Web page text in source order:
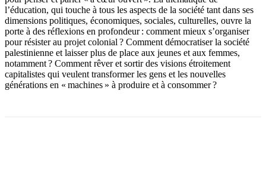
l’éducation, qui touche à tous les aspects de la société tant dans ses
dimensions politiques, économiques, sociales, culturelles, ouvre la
porte à des réflexions en profondeur : comment mieux s’organiser
pour résister au projet colonial ? Comment démocratiser la société
palestinienne et laisser plus de place aux jeunes et aux femmes,
notamment ? Comment rêver et sortir des visions étroitement
capitalistes qui veulent transformer les gens et les nouvelles
générations en « machines » à produire et à consommer ?